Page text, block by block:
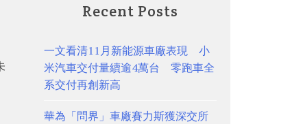
Recent Posts
一文看清11月新能源車廠表現 小
米汽車交付量續逾4萬台 零跑車全
系交付再創新高
華為「問界」車廠賽力斯獲深交所